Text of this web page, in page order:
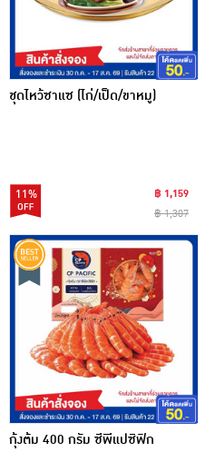
ชุดไหว้ซาแซ (ไก่/เป็ด/ขาหมู)
11%
฿ 1,159
฿ 1,307
กุ้งต้ม 400 กรัม ซีพีแปซิฟิก